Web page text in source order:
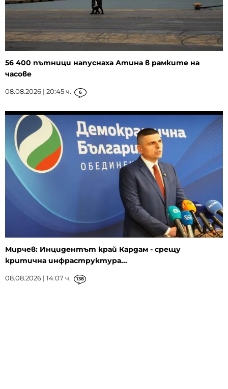
56 400 пътници напуснаха Атина в рамките на
часове
08.08.2026 | 20:45 ч. 6
Мирчев: Инцидентът край Кардам - срещу
критична инфраструктура...
08.08.2026 | 14:07 ч. 138